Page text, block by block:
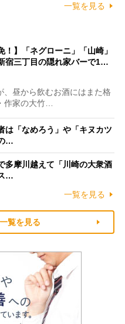
一覧を見る
！】「ネグローニ」「山崎」
宿三丁目の隠れ家バーで1…
昼から飲むお酒にはまた格
家の大竹…
は「なめろう」や「キヌカツ
…
多摩川越えて「川崎の大衆酒
…
一覧を見る
覧を見る